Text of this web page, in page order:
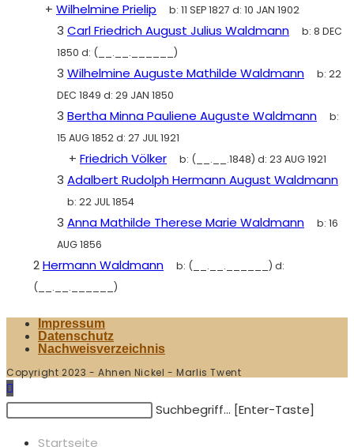
+ Wilhelmine Prielip b: 11 SEP 1827 d: 10 JAN 1902
3 Carl Friedrich August Julius Waldmann b: 8 DEC
1850 d: (__.__.______)
3 Wilhelmine Auguste Mathilde Waldmann b: 22
DEC 1849 d: 29 JAN 1850
3 Bertha Minna Pauliene Auguste Waldmann
b:
15 AUG 1852d: 27 JUL 1921
+ Friedrich Völker b: (__.__.1848) d: 23 AUG 1921
3 Adalbert Rudolph Hermann August Waldmann
b: 22 JUL 1854
3 Anna Mathilde Therese Marie Waldmann b: 16
AUG 1856
2Hermann Waldmann b: (__.__.______) d:
(__.__.______)
Impressum
Datenschutz
Nachweisverzeichnis
Copyright 2023 - Ahnen Nickel - Marlis Twent
Diese
Suchbegriff... [Enter-Taste]
Startseite